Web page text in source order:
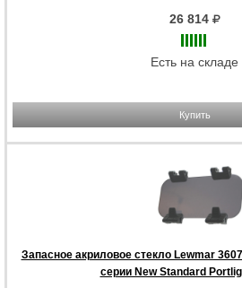
26 814
Есть на складе
Купить
Запасное акриловое стекло Lewmar
серии New Standard